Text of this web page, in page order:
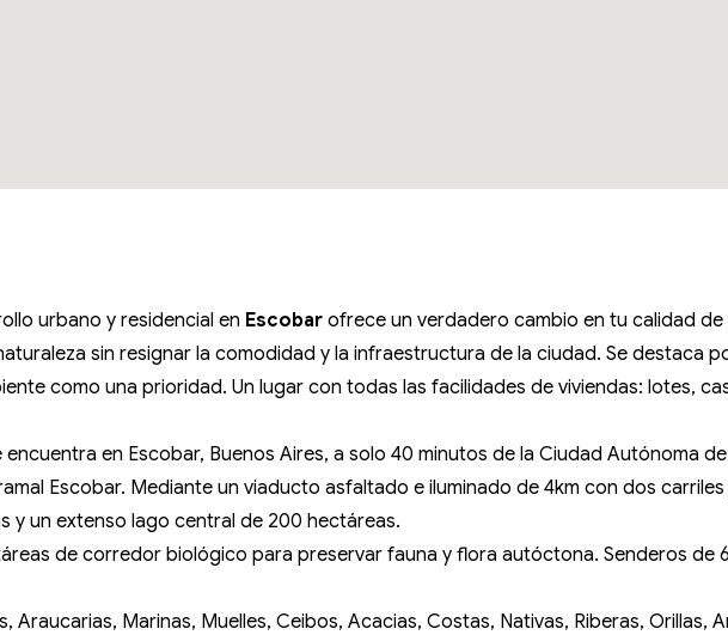
urbano y residencial en Escobar ofrece un verdadero cambio en tu calidad
sin resignar la comodidad y la infraestructura de la ciudad. Se destaca
como una prioridad. Un lugar con todas las facilidades de viviendas: lotes,
encuentra en Escobar, Buenos Aires, a solo 40 minutos de la Ciudad Autónoma
Escobar. Mediante un viaducto asfaltado e iluminado de 4km con dos
y un extenso lago central de 200 hectáreas.
de corredor biológico para preservar fauna y flora autóctona. Senderos de
Araucarias, Marinas, Muelles, Ceibos, Acacias, Costas, Nativas, Riberas, Orillas,